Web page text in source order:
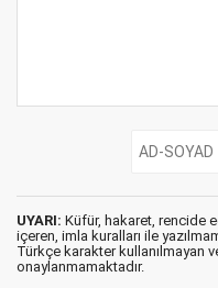
UYARI: Küfür, hakaret, rencide
içeren, imla kuralları ile
Türkçe karakter kullanılmayan
onaylanmamaktadır.